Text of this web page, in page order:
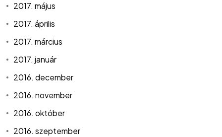
2017. május
2017. április
2017. március
2017. január
2016. december
2016. november
2016. október
2016. szeptember